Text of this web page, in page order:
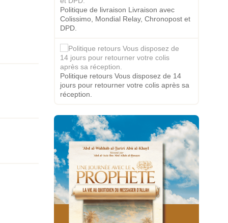
Politique de livraison Livraison avec
Colissimo, Mondial Relay, Chronopost et
DPD.
Politique retours Vous disposez de 14
jours pour retourner votre colis après sa
réception.